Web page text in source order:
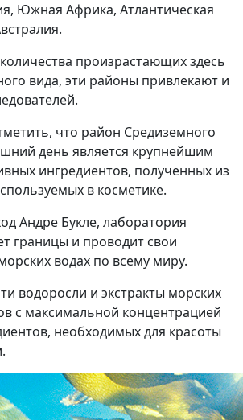
Южная Африка, Атлантическая
произрастающих здесь
вида, эти районы привлекают и
что район Средиземного
день является крупнейшим
ингредиентов, полученных из
в косметике.
Андре Букле, лаборатория
границы и проводит свои
водах по всему миру.
водоросли и экстракты морских
с максимальной концентрацией
необходимых для красоты